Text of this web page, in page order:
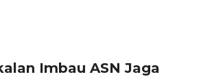
Imbau ASN Jaga